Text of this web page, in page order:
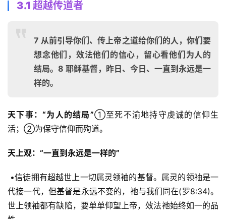
3.1 超越传道者
7 从前引导你们、传上帝之道给你们的人，你们要
想念他们，效法他们的信心，留心看他们为人的
结局。8 耶稣基督，昨日、今日、一直到永远是一
样的。
天下事：“为人的结局”①至死不渝地持守虔诚的信仰生
活；②为保守信仰而殉道。
天上观：“一直到永远是一样的”
代接一代，但基督是永远不变的，祂与我们同在(罗8:34)。
世上领袖都有缺陷，要单单仰望上帝，效法祂始终如一的品